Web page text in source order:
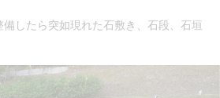
したら突如現れた石敷き、石段、石垣